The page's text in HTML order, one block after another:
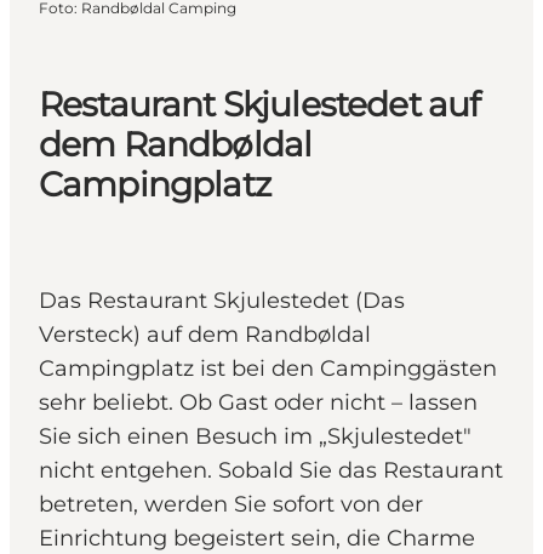
Restaurant Skjulestedet auf
dem Randbøldal
Campingplatz
Das Restaurant Skjulestedet (Das
Versteck) auf dem Randbøldal
Campingplatz ist bei den Campinggästen
sehr beliebt. Ob Gast oder nicht – lassen
Sie sich einen Besuch im „Skjulestedet"
nicht entgehen. Sobald Sie das Restaurant
betreten, werden Sie sofort von der
Einrichtung begeistert sein, die Charme
Foto: Randbøldal Camping